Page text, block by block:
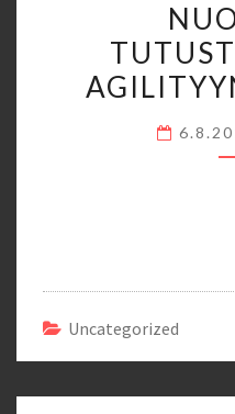
Uncategorized